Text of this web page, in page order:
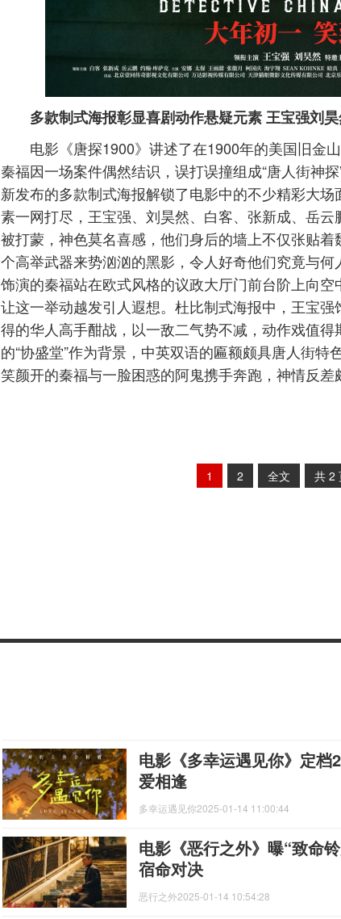
多款制式海报彰显喜剧动作悬疑元素 王宝强刘
电影《唐探1900》讲述了在1900年的美国旧金
秦福因一场案件偶然结识，误打误撞组成“唐人街神
新发布的多款制式海报解锁了电影中的不少精彩大
素一网打尽，王宝强、刘昊然、白客、张新成、岳
被打蒙，神色莫名喜感，他们身后的墙上不仅张贴
个高举武器来势汹汹的黑影，令人好奇他们究竟与
饰演的秦福站在欧式风格的议政大厅门前台阶上向
让这一举动越发引人遐想。杜比制式海报中，王宝
得的华人高手酣战，以一敌二气势不减，动作戏值
的“协盛堂”作为背景，中英双语的匾额颇具唐人街
笑颜开的秦福与一脸困惑的阿鬼携手奔跑，神情反差
1 2 全文 共 2
电影《多幸运遇见你》定档
爱相逢
多幸运遇见你2025-01-14 11:00:44
电影《恶行之外》曝“致命
宿命对决
恶行之外2025-01-14 10:54:28